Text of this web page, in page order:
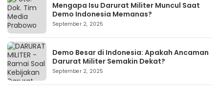
Mengapa Isu Darurat Militer Muncul Saat
Demo Indonesia Memanas?
September 2, 2025
Demo Besar di Indonesia: Apakah Ancaman
Darurat Militer Semakin Dekat?
September 2, 2025